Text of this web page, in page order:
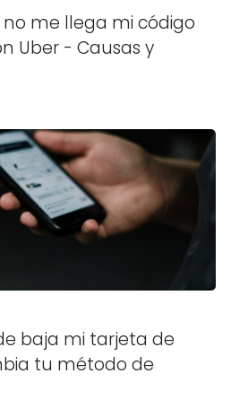
no me llega mi código
Uber - Causas y
baja mi tarjeta de
tu método de